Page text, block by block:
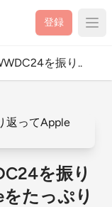
登録
を振り..
を振り
たっぷり